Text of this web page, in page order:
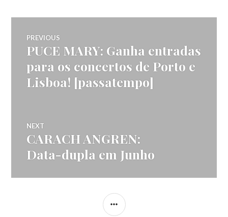
Navegação
de
artigos
PREVIOUS
Previous
PUCE MARY: Ganha entradas
para os concertos de Porto e
Lisboa! [passatempo]
NEXT
Next
CARACH ANGREN:
Data-dupla em Junho
SIDEBAR